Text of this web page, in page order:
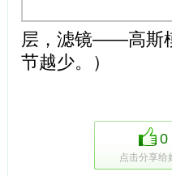
层，滤镜——高斯
节越少。）
0
点击分享给